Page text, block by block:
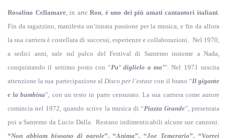
Rosalino Cellamare, in arteRon, è uno dei più amati cantautori italiani.
Fin da ragazzino, manifesta un’innata passione per la musica, e fin da allora
la sua carriera è costellata di successi, esperienze e collaborazioni. Nel 1970,
a sedici anni, sale sul palco del Festival di Sanremo insieme a Nada,
conquistando il settimo posto con “Pa’ diglielo a ma’”. Nel 1971 suscita
attenzione la sua partecipazione al Disco per l’estate con il brano “Il gigante
e la bambina”, con un testo in parte censurato. La sua carriera come autore
comincia nel 1972, quando scrive la musica di “Piazza Grande”, presentata
poi a Sanremo da Lucio Dalla. Restano indimenticabili alcune sue canzoni:
“Non abbiam bisogno di parole”, “Anima”, “Joe Temerario”, “Vorrei